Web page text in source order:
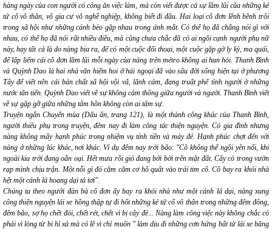
hàng ngày của con người có công ăn việc làm, mà còn viết được cả sự lầm lũi cũa những kẻ
tứ cô vô thân, vô gia cư vô nghề nghiệp, không biết đi đâu. Hai loại cô đơn lềnh bềnh trôi
trong xã hội như những cánh bèo gặp nhau trong ánh mắt. Có thể họ đã chẳng nói gì với
nhau, có thể họ đã nói rất nhiều điều, mà cũng chưa chắc đã có ai ngồi cạnh người phụ nữ
này, hay tất cả là do nàng bịa ra, để có một cuộc đối thoại, một cuộc gặp gở ly kỳ, ma quái,
để lấp liếm cái cô đơn lầm lũi mỗi ngày của nàng trên métro không ai han hỏi. Thanh Bình
và Quỳnh Dao là hai nhà văn hiếm hoi ở hải ngoại đã vào sâu đời sống hiện tại ở phương
Tây để viết nên cái bản chất xã hội vội vã, lãnh cảm, đang truất phế tình người ở những
nước tân tiến. Quỳnh Dao viết về sự không cảm thông giữa người và người. Thanh Bình viết
về sự gặp gỡ giữa những tâm hồn không còn ai tâm sự.
Truyện ngắnChuyển mùa (Dấu ấn, trang 121), là một thành công khác của Thanh Bình,
người thiếu phụ trong truyện, đêm nay đi làm công tác thiện nguyện. Có gia đình nhưng
nàng không mấy hạnh phúc trong nhiệm vụ tính tiền và máy đẻ. Hạnh phúc chợt đến với
nàng ở những lúc khác, nơi khác. Ví dụ đêm nay trời bão: "Cô không thể ngồi yên nổi, khi
ngoài kia trời đang oằn oại. Hết mưa rồi gió đang bời bời trên mặt đất. Cây cỏ trong vườn
rạp mình chịu trận. Một nỗi gì đó căm căm cơ hồ quất vào trái tim cô. Cô bay ra khỏi nhà
hệt một cánh lá hoang dại tả tơi".
Chúng ta theo người đàn bà cô đơn ấybayra khỏi nhà như một cánh lá dại, nàng xung
công thiện nguyện lái xe hồng thập tự đi hốt những kẻ tứ cố vô thân trong những đêm đông,
đêm bão, sợ họ chết đói, chết rét, chết vì bị cây đè... Nàng làm công việc này không chắc có
phải vì lòng từ bi hỉ xả mà có lẽ vì chỉ muốn " làm dịu đi những cơn hứng bất tử lái xe băng